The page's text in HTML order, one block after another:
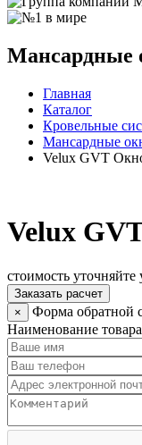
Мансардные
Главная
Каталог
Кровельные
Мансардные
Velux GVT
Velux
стоимость уточняйте
Заказать расчет
×
Форма обратной
Наименование